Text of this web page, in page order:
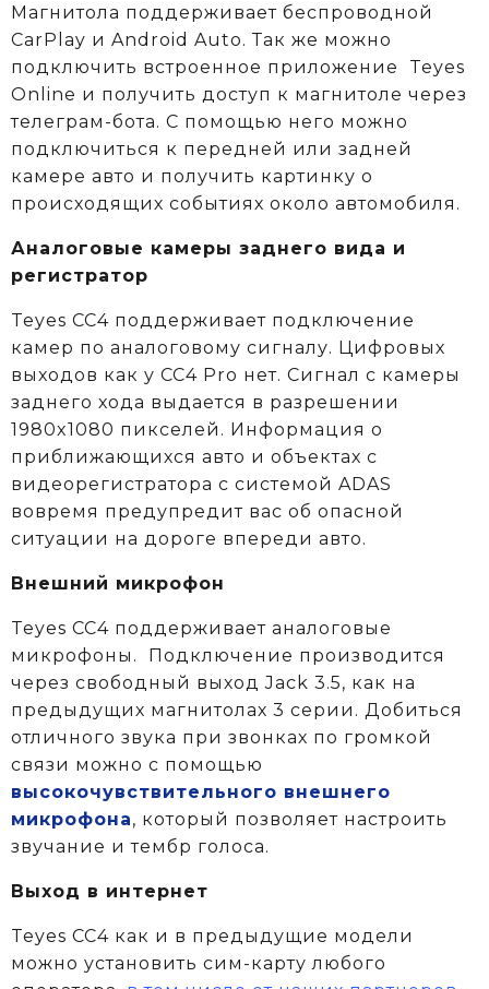
Магнитола поддерживает беспроводной
CarPlay и Android Auto. Так же можно
подключить встроенное приложение Teyes
Online и получить доступ к магнитоле через
телеграм-бота. С помощью него можно
подключиться к передней или задней
камере авто и получить картинку о
происходящих событиях около автомобиля.
Аналоговые камеры заднего вида и
регистратор
Teyes CC4 поддерживает подключение
камер по аналоговому сигналу. Цифровых
выходов как у CC4 Pro нет. Сигнал с камеры
заднего хода выдается в разрешении
1980x1080 пикселей. Информация о
приближающихся авто и объектах c
видеорегистратора с системой ADAS
вовремя предупредит вас об опасной
ситуации на дороге впереди авто.
Внешний микрофон
Teyes CC4 поддерживает аналоговые
микрофоны. Подключение производится
через свободный выход Jack 3.5, как на
предыдущих магнитолах 3 серии. Добиться
отличного звука при звонках по громкой
связи можно с помощью
высокочувствительного внешнего
микрофона, который позволяет настроить
звучание и тембр голоса.
Выход в интернет
Teyes CC4 как и в предыдущие модели
можно установить сим-карту любого